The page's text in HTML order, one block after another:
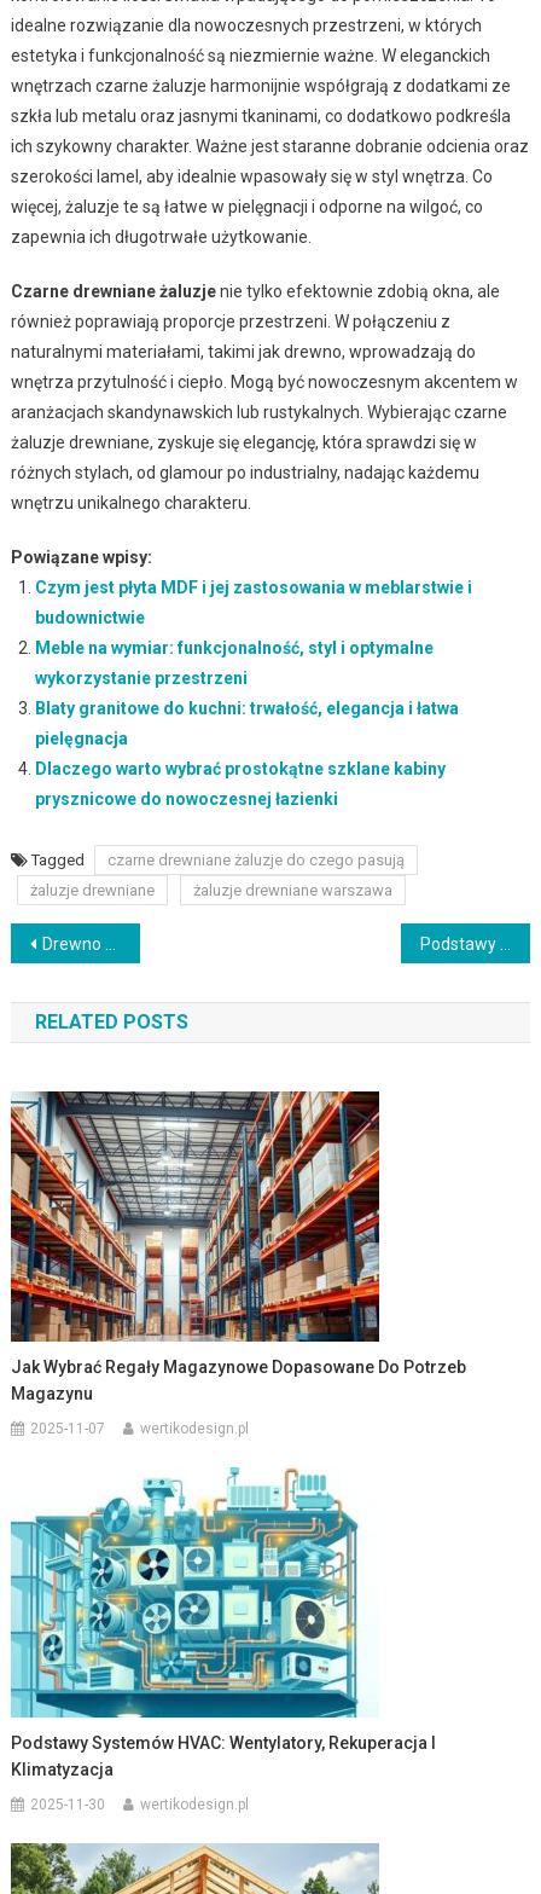
idealne rozwiązanie dla nowoczesnych przestrzeni, w których
estetyka i funkcjonalność są niezmiernie ważne. W eleganckich
wnętrzach czarne żaluzje harmonijnie współgrają z dodatkami ze
szkła lub metalu oraz jasnymi tkaninami, co dodatkowo podkreśla
ich szykowny charakter. Ważne jest staranne dobranie odcienia oraz
szerokości lamel, aby idealnie wpasowały się w styl wnętrza. Co
więcej, żaluzje te są łatwe w pielęgnacji i odporne na wilgoć, co
zapewnia ich długotrwałe użytkowanie.
Czarne drewniane żaluzjenie tylko efektownie zdobią okna, ale
również poprawiają proporcje przestrzeni. W połączeniu z
naturalnymi materiałami, takimi jak drewno, wprowadzają do
wnętrza przytulność i ciepło. Mogą być nowoczesnym akcentem w
aranżacjach skandynawskich lub rustykalnych. Wybierając czarne
żaluzje drewniane, zyskuje się elegancję, która sprawdzi się w
różnych stylach, od glamour po industrialny, nadając każdemu
wnętrzu unikalnego charakteru.
Powiązane wpisy:
Czym jest płyta MDF i jej zastosowania w meblarstwie i
budownictwie
Meble na wymiar: funkcjonalność, styl i optymalne
wykorzystanie przestrzeni
Blaty granitowe do kuchni: trwałość, elegancja i łatwa
pielęgnacja
Dlaczego warto wybrać prostokątne szklane kabiny
prysznicowe do nowoczesnej łazienki
Tagged
czarne drewniane żaluzje do czego pasują
żaluzje drewniane
żaluzje drewniane warszawa
Nawigacja
wpisu
Drewno polimerowe: trwałość, ekologia i zastosowania w architekturze
RELATED POSTS
Jak Wybrać Regały Magazynowe Dopasowane Do Potrzeb
Magazynu
2025-11-07 wertikodesign.pl
Podstawy Systemów HVAC: Wentylatory, Rekuperacja I
Klimatyzacja
2025-11-30 wertikodesign.pl